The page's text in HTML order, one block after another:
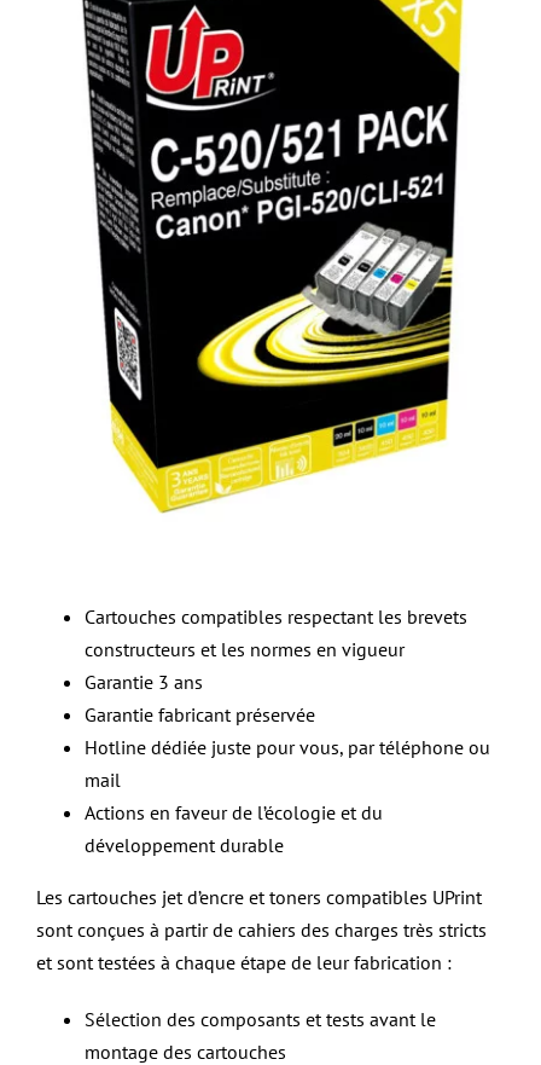
Cartouches compatibles respectant les brevets
constructeurs et les normes en vigueur
Garantie 3 ans
Garantie fabricant préservée
Hotline dédiée juste pour vous, par téléphone ou
mail
Actions en faveur de l’écologie et du
développement durable
Les cartouches jet d’encre et toners compatibles UPrint
sont conçues à partir de cahiers des charges très stricts
et sont testées à chaque étape de leur fabrication :
Sélection des composants et tests avant le
montage des cartouches